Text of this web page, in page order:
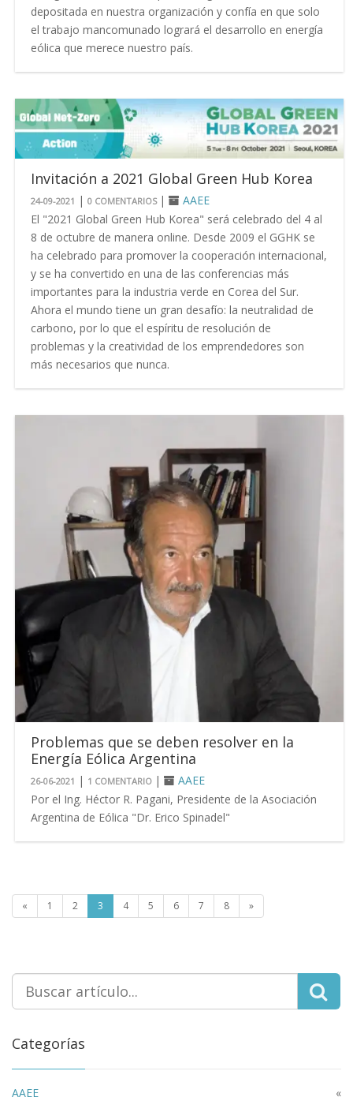
depositada en nuestra organización y confía en que solo
el trabajo mancomunado logrará el desarrollo en energía
eólica que merece nuestro país.
Invitación a 2021 Global Green Hub Korea
24-09-2021 |0 COMENTARIOS |
AAEE
El "2021 Global Green Hub Korea" será celebrado del 4 al
8 de octubre de manera online. Desde 2009 el GGHK se
ha celebrado para promover la cooperación internacional,
y se ha convertido en una de las conferencias más
importantes para la industria verde en Corea del Sur.
Ahora el mundo tiene un gran desafío: la neutralidad de
carbono, por lo que el espíritu de resolución de
problemas y la creatividad de los emprendedores son
más necesarios que nunca.
Problemas que se deben resolver en la
Energía Eólica Argentina
26-06-2021 | 1 COMENTARIO |
AAEE
Por el Ing. Héctor R. Pagani, Presidente de la Asociación
Argentina de Eólica "Dr. Erico Spinadel"
« 1 2 3 4 5 6 7 8 »
Categorías
«
AAEE